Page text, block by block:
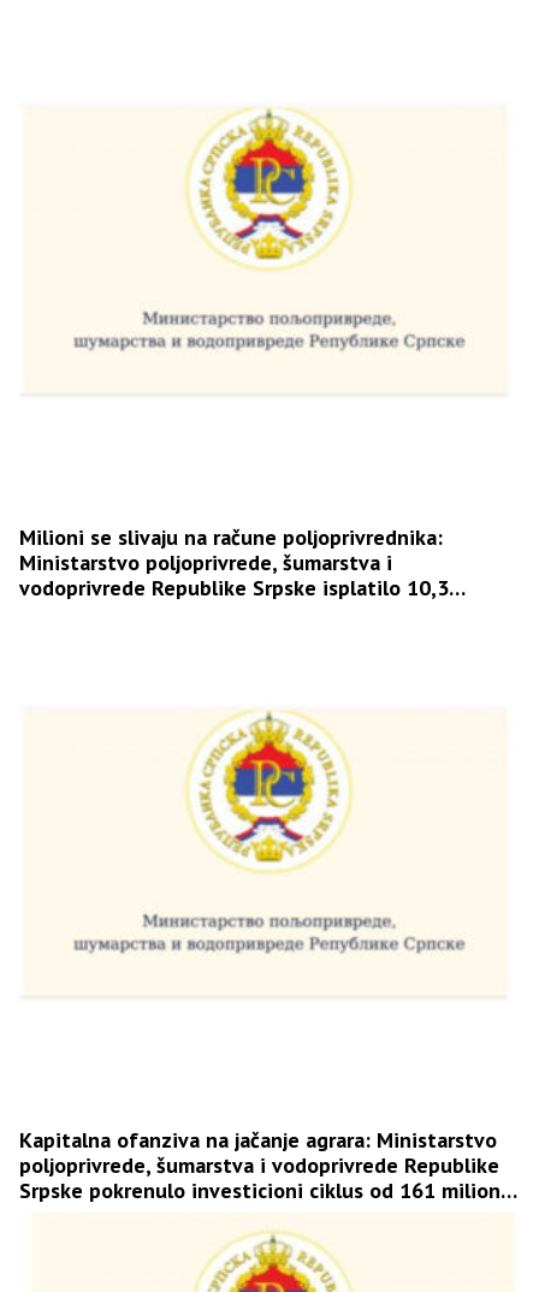
Milioni se slivaju na račune poljoprivrednika:
Ministarstvo poljoprivrede, šumarstva i
vodoprivrede Republike Srpske isplatilo 10,3
Kapitalna ofanziva na jačanje agrara: Ministarstvo
poljoprivrede, šumarstva i vodoprivrede Republike
Srpske pokrenulo investicioni ciklus od 161 milion